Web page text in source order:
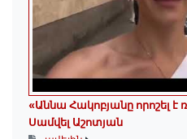
«Աննա Հակոբյանը որոշել է
Սամվել Աշոտյան